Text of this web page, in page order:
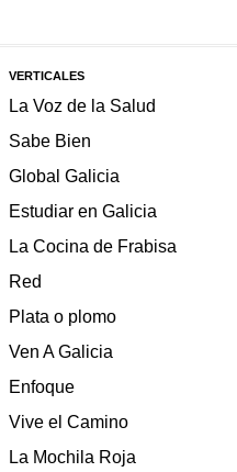
VERTICALES
La Voz de la Salud
Sabe Bien
Global Galicia
Estudiar en Galicia
La Cocina de Frabisa
Red
Plata o plomo
Ven A Galicia
Enfoque
Vive el Camino
La Mochila Roja